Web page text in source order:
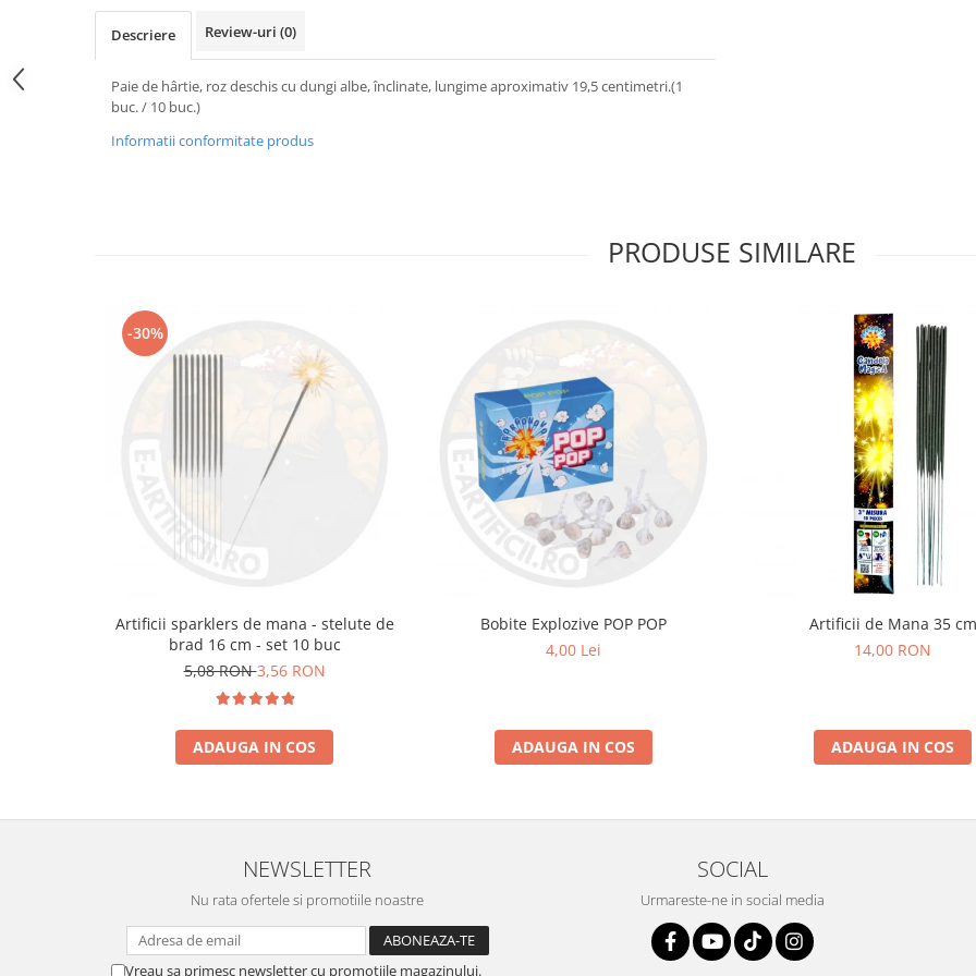
Descriere Review-uri (0)
Paie de hârtie, roz deschis cu dungi albe, înclinate, lungime aproximativ 19,5 centimetri.(1
buc. / 10 buc.)
Informatii conformitate produs
PRODUSE SIMILARE
-30%
Artificii sparklers de mana - stelute de
brad 16 cm - set 10 buc
5,08 RON3,56 RON
ADAUGA IN COS
Bobite Explozive POP POP
4,00 Lei
ADAUGA IN COS
Artificii de Mana 35 cm
14,00 RON
ADAUGA IN COS
NEWSLETTER
Nu rata ofertele si promotiile noastre
Vreau sa primesc newsletter cu promotiile magazinului.
SOCIAL
Urmareste-ne in social media